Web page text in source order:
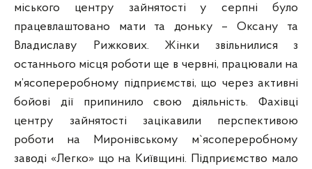
міського центру зайнятості у серпні було
працевлаштовано мати та доньку – Оксану та
Владиславу Рижкових. Жінки звільнилися з
останнього місця роботи ще в червні, працювали на
м’ясопереробному підприємстві, що через активні
бойові дії припинило свою діяльність. Фахівці
центру зайнятості зацікавили перспективою
роботи на Миронівському м`ясопереробному
заводі «Легко» що на Київщині. Підприємство мало